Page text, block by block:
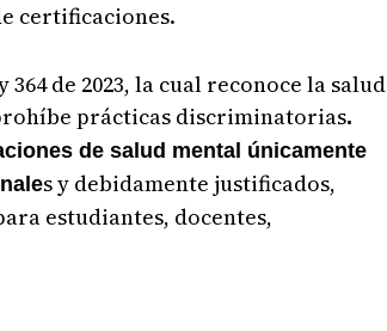
certificaciones.
de 2023, la cual reconoce la salud
prácticas discriminatorias.
de salud mental únicamente
s y debidamente justificados,
estudiantes, docentes,